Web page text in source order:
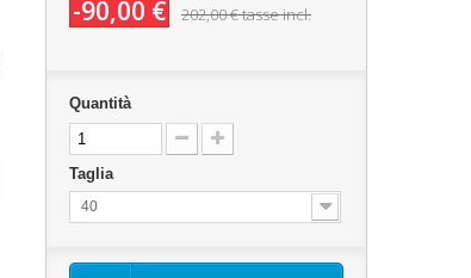
-90,00 € 202,00 €tasse incl.
Quantità
Taglia
40